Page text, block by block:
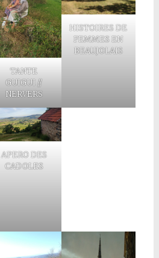
TANTE
GUIGUI //
NERVERS
HISTOIRES DE
FEMMES EN
BEAUJOLAIS
APERO DES
CADOLES